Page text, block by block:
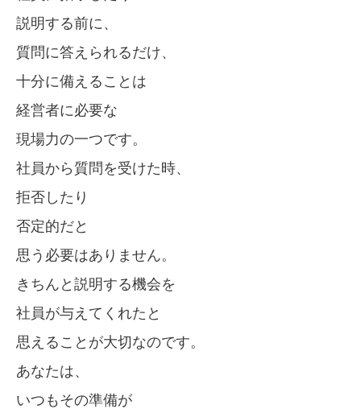
説明する前に、
質問に答えられるだけ、
十分に備えることは
経営者に必要な
現場力の一つです。
社員から質問を受けた時、
拒否したり
否定的だと
思う必要はありません。
きちんと説明する機会を
社員が与えてくれたと
思えることが大切なのです。
あなたは、
いつもその準備が